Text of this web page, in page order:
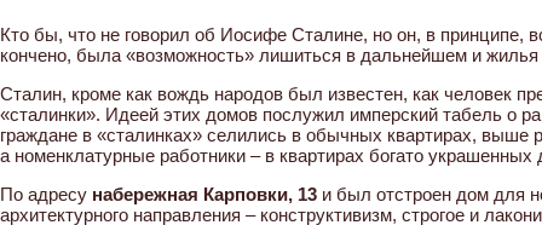
Кто бы, что не говорил об Иосифе Сталине, но он, в принципе,
кончено, была «возможность» лишиться в дальнейшем и
Сталин, кроме как вождь народов был известен, как человек
«сталинки». Идеей этих домов послужил имперский табель о
граждане в «сталинках» селились в обычных квартирах, выше
а номенклатурные работники – в квартирах богато
По адресу набережная Карповки, 13 и был отстроен дом для
архитектурного направления – конструктивизм, строгое и